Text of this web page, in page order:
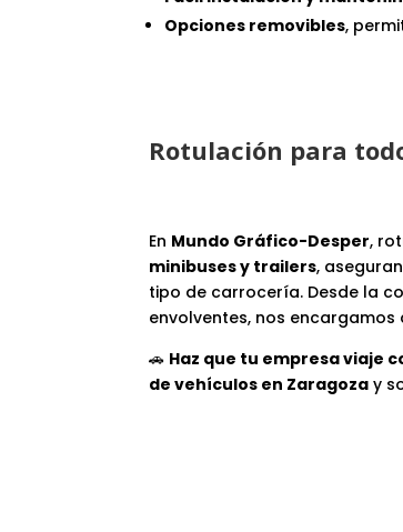
Opciones removibles,
Rotulación para
En Mundo Gráfico-Desper,
minibuses y trailers,
tipo de carrocería. Desde la
envolventes, nos
🚗 Haz que tu empresa viaje
de vehículos en Zaragoza y